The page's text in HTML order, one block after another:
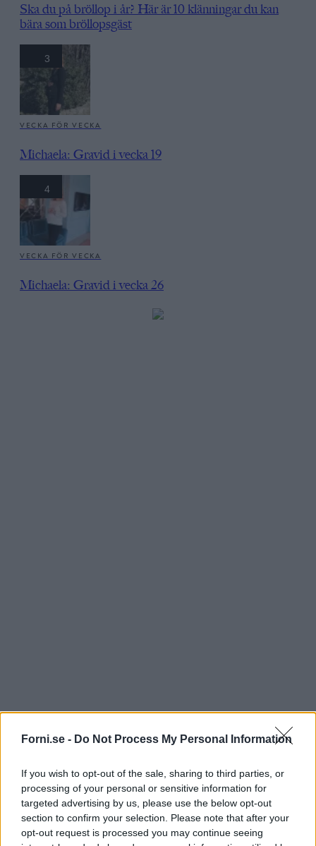
Forni.se - Do Not Process My Personal Information
If you wish to opt-out of the sale, sharing to third parties, or
processing of your personal or sensitive information for
targeted advertising by us, please use the below opt-out
section to confirm your selection. Please note that after your
opt-out request is processed you may continue seeing
Ska du på bröllop i år? Här är 10 klänningar du kan
bära som bröllopsgäst
3
VECKA FÖR VECKA
Michaela: Gravid i vecka 19
4
VECKA FÖR VECKA
Michaela: Gravid i vecka 26